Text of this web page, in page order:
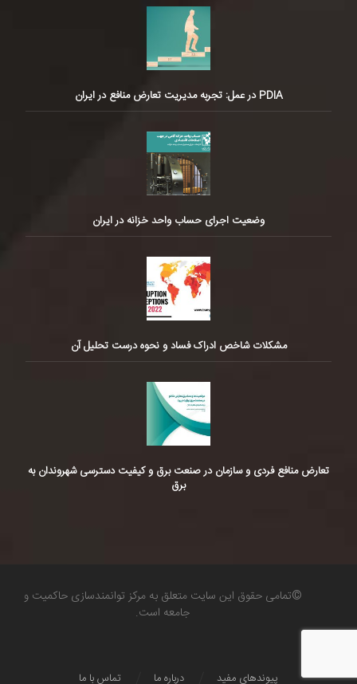
PDIA در عمل: تجربه مدیریت تعارض منافع در ایران
وضعیت اجرای حساب واحد خزانه در ایران
مشکلات شاخص ادراک فساد و نحوه درست تحلیل آن
تعارض منافع فردی و سازمان در صنعت برق و کیفیت دسترسی شهروندان به
برق
©تمامی حقوق این سایت متعلق به مرکز توانمندسازی حاکمیت و
جامعه است.
تماس با ما درباره ما پیوندهای مفید